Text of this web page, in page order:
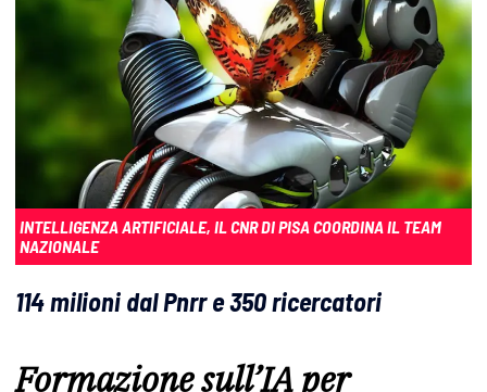
INTELLIGENZA ARTIFICIALE, IL CNR DI PISA COORDINA IL TEAM
NAZIONALE
114 milioni dal Pnrr e 350 ricercatori
Formazione sull’IA per